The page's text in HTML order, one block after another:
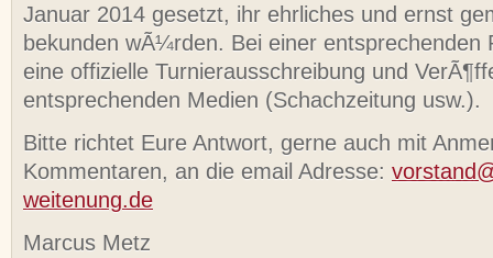
Januar 2014 gesetzt, ihr ehrliches und ernst
bekunden wÃ¼rden. Bei einer entsprechenden
eine offizielle Turnierausschreibung und
entsprechenden Medien (Schachzeitung usw.).
Bitte richtet Eure Antwort, gerne auch mit
Kommentaren, an die email Adresse:
weitenung.de
Marcus Metz